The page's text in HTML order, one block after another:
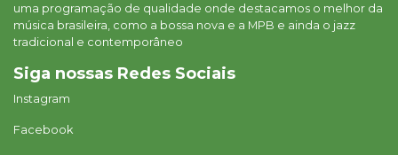
uma programação de qualidade onde destacamos o melhor da
música brasileira, como a bossa nova e a MPB e ainda o jazz
tradicional e contemporâneo
Siga nossas Redes Sociais
Instagram
Facebook